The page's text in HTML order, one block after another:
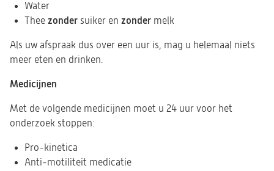
Water
Thee zonder suiker en zonder melk
Als uw afspraak dus over een uur is, mag u helemaal niets
meer eten en drinken.
Medicijnen
Met de volgende medicijnen moet u 24 uur voor het
onderzoek stoppen:
Pro-kinetica
Anti-motiliteit medicatie